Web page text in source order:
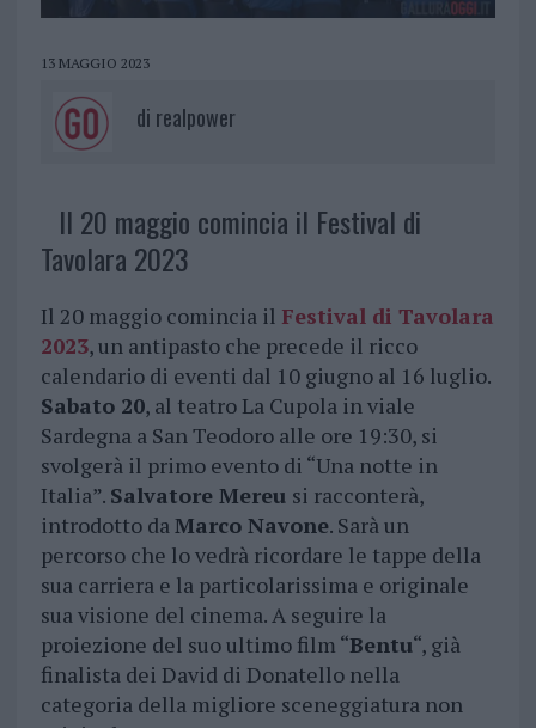
13 MAGGIO 2023
di realpower
Il 20 maggio comincia il Festival di
Tavolara 2023
Il 20 maggio comincia il Festival di Tavolara
2023, un antipasto che precede il ricco
calendario di eventi dal 10 giugno al 16 luglio.
Sabato 20, al teatro La Cupola in viale
Sardegna a San Teodoro alle ore 19:30, si
svolgerà il primo evento di “Una notte in
Italia”. Salvatore Mereu si racconterà,
introdotto daMarco Navone. Sarà un
percorso che lo vedrà ricordare le tappe della
sua carriera e la particolarissima e originale
sua visione del cinema. A seguire la
proiezione del suo ultimo film “Bentu“, già
finalista dei David di Donatello nella
categoria della migliore sceneggiatura non